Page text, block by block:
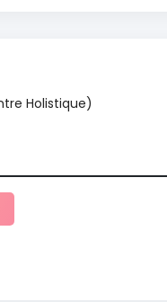
Holistique)